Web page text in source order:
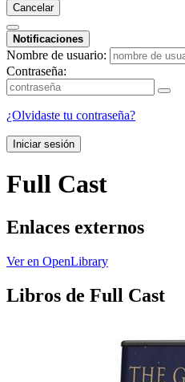
Cancelar
Notificaciones
Nombre de usuario:
Contraseña:
¿Olvidaste tu contraseña?
Iniciar sesión
Full Cast
Enlaces externos
Ver en OpenLibrary
Libros de Full Cast